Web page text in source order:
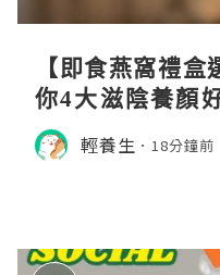
【即食燕窩禮
你4大滋陰養顏
日常食用心得
輕養生 18分鐘前